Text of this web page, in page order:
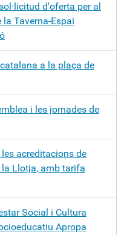
d'oferta per al
Taverna-Espai
a la plaça de
i les jornades de
acreditacions de
la Llotja, amb tarifa
Social i Cultura
Apropa